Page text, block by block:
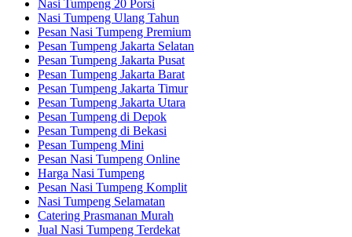
Nasi Tumpeng 20 Porsi
Nasi Tumpeng Ulang Tahun
Pesan Nasi Tumpeng Premium
Pesan Tumpeng Jakarta Selatan
Pesan Tumpeng Jakarta Pusat
Pesan Tumpeng Jakarta Barat
Pesan Tumpeng Jakarta Timur
Pesan Tumpeng Jakarta Utara
Pesan Tumpeng di Depok
Pesan Tumpeng di Bekasi
Pesan Tumpeng Mini
Pesan Nasi Tumpeng Online
Harga Nasi Tumpeng
Pesan Nasi Tumpeng Komplit
Nasi Tumpeng Selamatan
Catering Prasmanan Murah
Jual Nasi Tumpeng Terdekat